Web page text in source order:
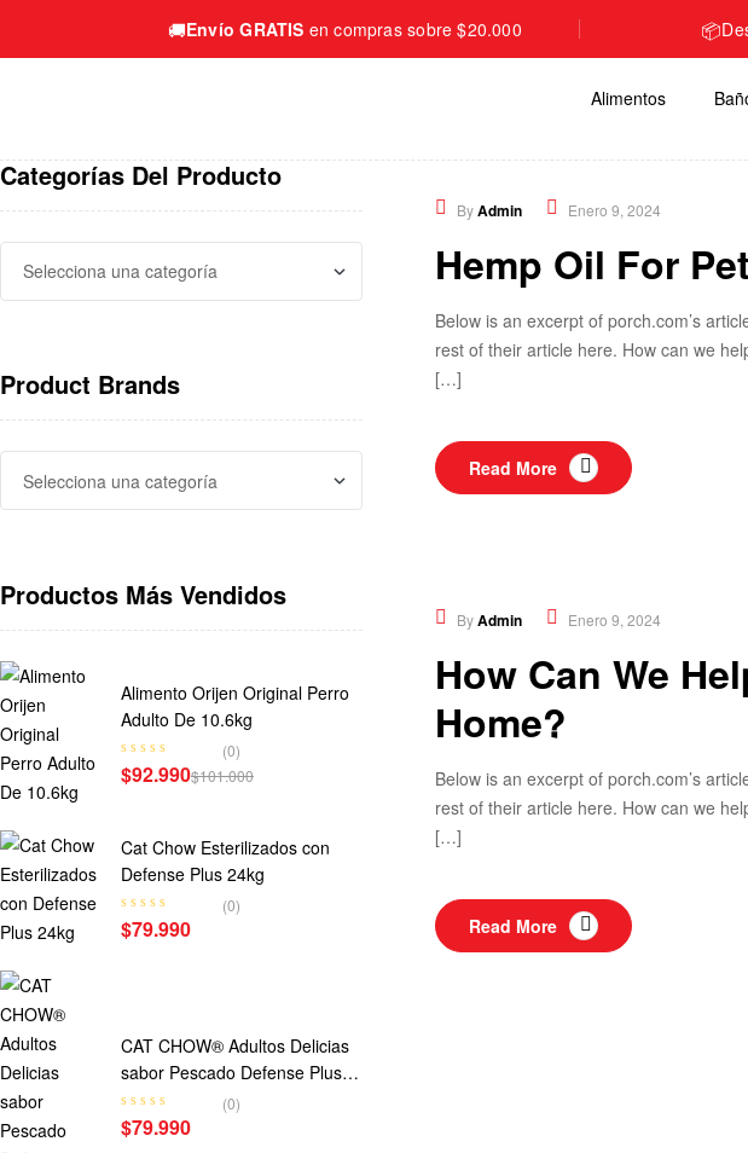
🚚Envío GRATIS en compras sobre $20.000 📦
Alimentos
Educational
ByAdmin Enero 9, 2024
Hemp Oil For
Below is an excerpt of porch.com’s
rest of their article here. How can we
[…]
Read More
Healthy Food
ByAdmin Enero 9, 2024
How Can We
Home?
Below is an excerpt of porch.com’s
rest of their article here. How can we
[…]
Read More
Categorías Del Producto
Product Brands
Productos Más Vendidos
Alimento Orijen Original Perro
Adulto De 10.6kg
(0)
$101.000
$92.990
Cat Chow Esterilizados con
Defense Plus 24kg
(0)
$79.990
CAT CHOW® Adultos Delicias
sabor Pescado Defense Plus
24kg
(0)
$79.990